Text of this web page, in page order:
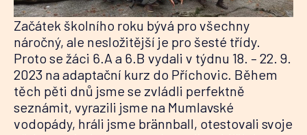
Začátek školního roku bývá pro všechny
náročný, ale nesložitější je pro šesté třídy.
Proto se žáci 6.A a 6.B vydali v týdnu 18. – 22. 9.
2023 na adaptační kurz do Příchovic. Během
těch pěti dnů jsme se zvládli perfektně
seznámit, vyrazili jsme na Mumlavské
vodopády, hráli jsme brännball, otestovali svoje